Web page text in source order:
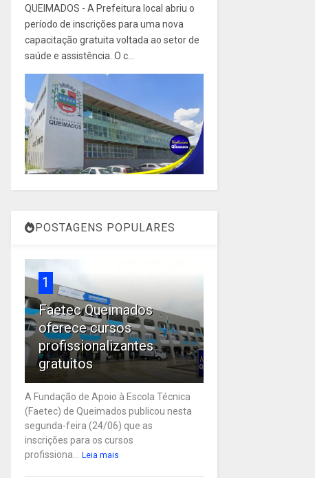
QUEIMADOS - A Prefeitura local abriu o
período de inscrições para uma nova
capacitação gratuita voltada ao setor de
saúde e assistência. O c...
POSTAGENS POPULARES
1
Faetec Queimados
oferece cursos
profissionalizantes
gratuitos
A Fundação de Apoio à Escola Técnica
(Faetec) de Queimados publicou nesta
segunda-feira (24/06) que as
inscrições para os cursos
profissiona...
Leia mais